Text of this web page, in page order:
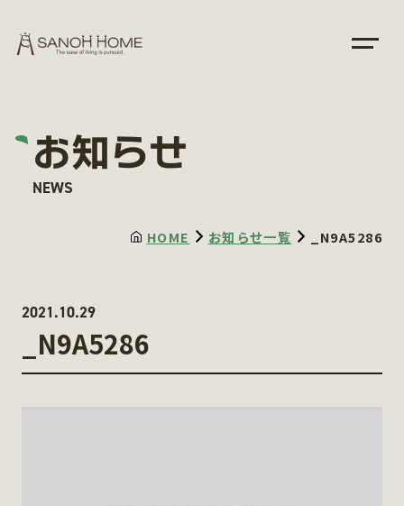
お知らせ
NEWS
HOME お知らせ一覧 _N9A5286
2021.10.29
_N9A5286